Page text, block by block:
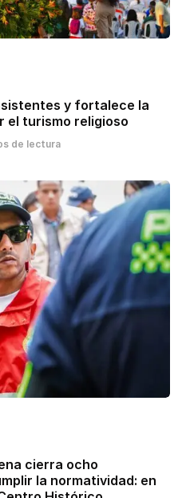
y fortalece la
el turismo religioso
de lectura
cierra ocho
la normatividad: en